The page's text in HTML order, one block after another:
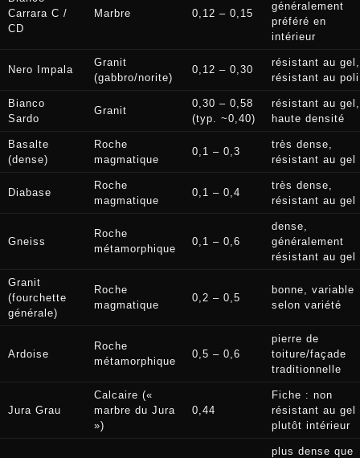
Carrara C /
CD
Marbre 0,12 – 0,15
généralement
préféré en
intérieur
Nero Impala
Granit
(gabbro/norite)
0,12 – 0,30
résistant au gel,
résistant au poli
Bianco
Sardo
Granit
0,30 – 0,58
(typ. ~0,40)
résistant au gel,
haute densité
Basalte
(dense)
Roche
magmatique
0,1 – 0,3
très dense,
résistant au gel
Diabase
Roche
magmatique
0,1 – 0,4
très dense,
résistant au gel
Gneiss
Roche
métamorphique
0,1 – 0,6
dense,
généralement
résistant au gel
Granit
(fourchette
générale)
Roche
magmatique
0,2 – 0,5
bonne, variable
selon variété
Ardoise
Roche
métamorphique
0,5 – 0,6
pierre de
toiture/façade
traditionnelle
Jura Grau
Calcaire («
marbre du Jura
»)
0,44
Fiche : non
résistant au
plutôt intérieur
plus dense que